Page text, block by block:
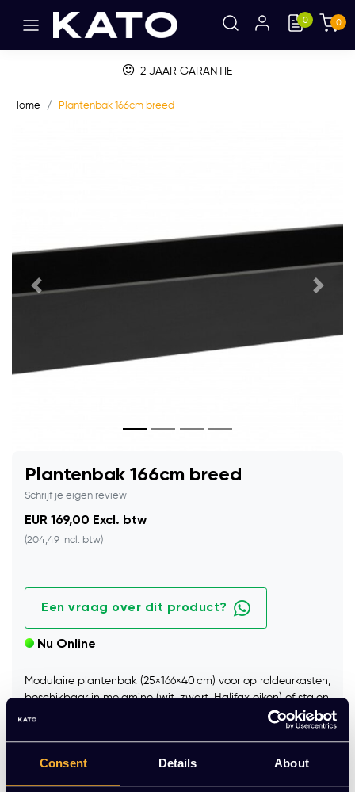
Consent Details About
0 0
2 JAAR GARANTIE
Home Plantenbak 166cm breed
Vorige
Plantenbak 166cm breed
Schrijf je eigen review
EUR 169,00 Excl. btw
(204,49 Incl. btw)
Een vraag over dit product?
Nu Online
Modulaire plantenbak (25×166×40 cm) voor op roldeurkasten,
beschikbaar in melamine (wit, zwart, Halifax eiken) of stalen
Op voorraad
Aantal - +